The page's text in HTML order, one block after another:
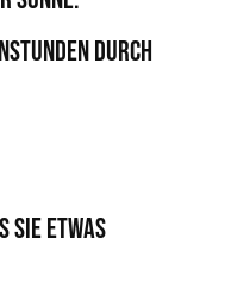
durch
sie etwas